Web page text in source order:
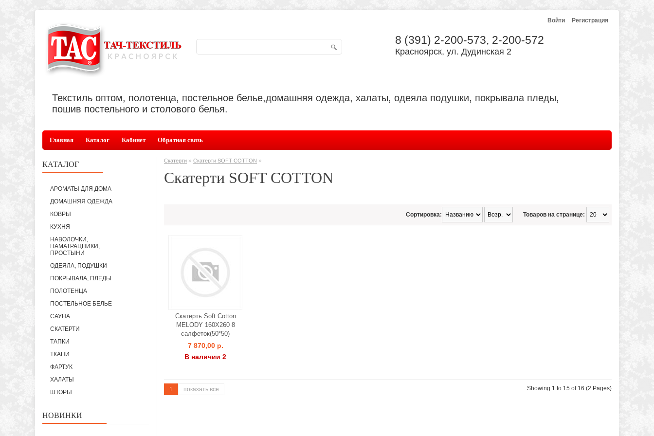
Войти Регистрация
8 (391) 2-200-573, 2-200-572
Красноярск, ул. Дудинская 2
Текстиль оптом, полотенца, постельное белье,домашняя одежда, халаты, одеяла подушки, покрывала пледы,
пошив постельного и столового белья.
Главная Каталог Кабинет Обратная связь
КАТАЛОГ
АРОМАТЫ ДЛЯ ДОМА
ДОМАШНЯЯ ОДЕЖДА
КОВРЫ
КУХНЯ
НАВОЛОЧКИ,
НАМАТРАЦНИКИ,
ПРОСТЫНИ
ОДЕЯЛА, ПОДУШКИ
ПОКРЫВАЛА, ПЛЕДЫ
ПОЛОТЕНЦА
ПОСТЕЛЬНОЕ БЕЛЬЕ
САУНА
СКАТЕРТИ
ТАПКИ
ТКАНИ
ФАРТУК
ХАЛАТЫ
ШТОРЫ
НОВИНКИ
Скатерти » Скатерти SOFT COTTON »
Скатерти SOFT COTTON
Товаров на странице:
Сортировка:
Скатерть Soft Cotton
MELODY 160X260 8
салфеток(50*50)
7 870,00 р.
В наличии 2
1 показать все Showing 1 to 15 of 16 (2 Pages)